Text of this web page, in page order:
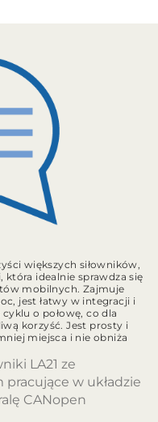
większych siłowników,
idealnie sprawdza się
mobilnych. Zajmuje
jest łatwy w integracji i
o połowę, co dla
korzyść. Jest prosty i
miejsca i nie obniża
LA21 ze
w układzie
CANopen